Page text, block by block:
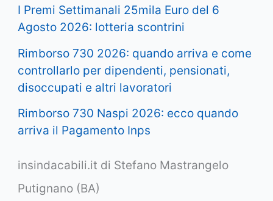
I Premi Settimanali 25mila Euro del 6
Agosto 2026: lotteria scontrini
Rimborso 730 2026: quando arriva e come
controllarlo per dipendenti, pensionati,
disoccupati e altri lavoratori
Rimborso 730 Naspi 2026: ecco quando
arriva il Pagamento Inps
insindacabili.it di Stefano Mastrangelo
Putignano (BA)